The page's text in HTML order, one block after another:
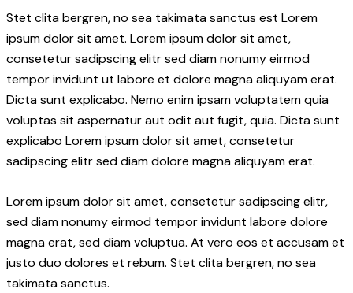
Stet clita bergren, no sea takimata sanctus est Lorem
ipsum dolor sit amet. Lorem ipsum dolor sit amet,
consetetur sadipscing elitr sed diam nonumy eirmod
tempor invidunt ut labore et dolore magna aliquyam erat.
Dicta sunt explicabo. Nemo enim ipsam voluptatem quia
voluptas sit aspernatur aut odit aut fugit, quia. Dicta sunt
explicabo Lorem ipsum dolor sit amet, consetetur
sadipscing elitr sed diam dolore magna aliquyam erat.
Lorem ipsum dolor sit amet, consetetur sadipscing elitr,
sed diam nonumy eirmod tempor invidunt labore dolore
magna erat, sed diam voluptua. At vero eos et accusam et
justo duo dolores et rebum. Stet clita bergren, no sea
takimata sanctus.